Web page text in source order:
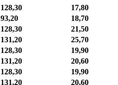
128,30 17,80
93,20 18,70
128,30 21,50
131,20 25,70
128,30 19,90
131,20 20,60
128,30 19,90
131,20 20,60